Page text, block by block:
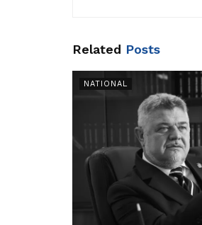
Related Posts
NATIONAL